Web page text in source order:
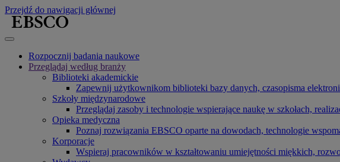
Przejdź do nawigacji głównej
Rozpocznij badania naukowe
Przeglądaj według branży
Biblioteki akademickie
Zapewnij użytkownikom biblioteki bazy danych, czasopisma
Szkoły międzynarodowe
Przeglądaj zasoby i technologie wspierające naukę w szkołach,
Opieka medyczna
Poznaj rozwiązania EBSCO oparte na dowodach, technologie
Korporacje
Wspieraj pracowników w kształtowaniu umiejętności miękkich,